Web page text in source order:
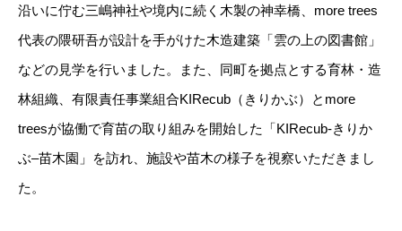
沿いに佇む三嶋神社や境内に続く木製の神幸橋、more trees
代表の隈研吾が設計を手がけた木造建築「雲の上の図書館」
などの見学を行いました。また、同町を拠点とする育林・造
林組織、有限責任事業組合KIRecub（きりかぶ）とmore
treesが協働で育苗の取り組みを開始した「KIRecub-きりか
ぶ–苗木園」を訪れ、施設や苗木の様子を視察いただきまし
た。